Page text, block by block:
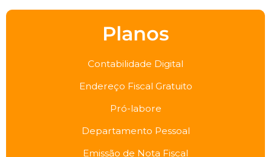
Planos
Contabilidade Digital
Endereço Fiscal Gratuito
Pró-labore
Departamento Pessoal
Emissão de Nota Fiscal